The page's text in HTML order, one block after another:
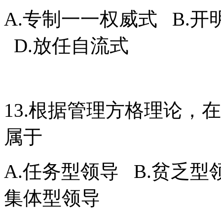
A.专制一一权威式 B.开
D.放任自流式
13.根据管理方格理论，
属于
A.任务型领导 B.贫乏型
集体型领导